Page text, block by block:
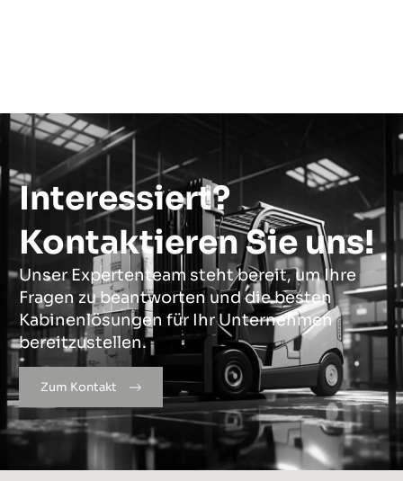
Interessiert?
Kontaktieren Sie uns!
Unser Expertenteam steht bereit, um Ihre
Fragen zu beantworten und die besten
Kabinenlösungen für Ihr Unternehmen
bereitzustellen.
Zum Kontakt